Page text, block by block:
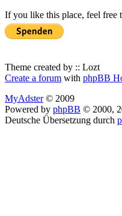
If you like this place, feel free
Theme created by :: Lozt
Create a forum with phpBB
MyAdster© 2009
Powered by phpBB © 2000,
Deutsche Übersetzung durch